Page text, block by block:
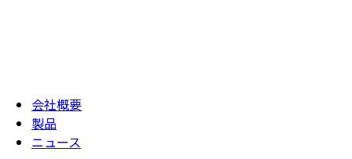
会社概要
製品
ニュース